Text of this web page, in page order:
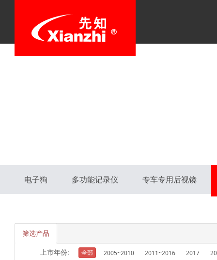
电子狗 多功能记录仪 专车专用后视镜
筛选产品
上市年份: 全部 2005~2010 2011~2016 2017